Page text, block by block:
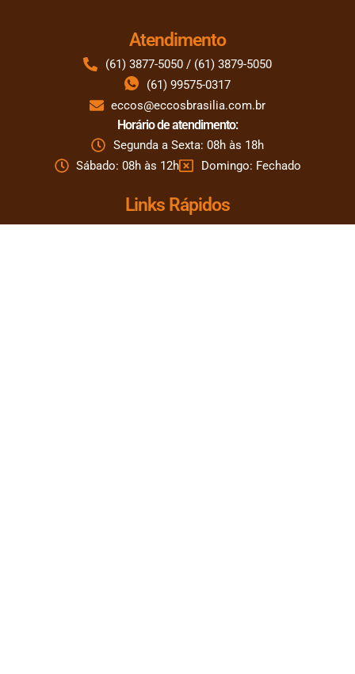
Atendimento
(61) 3877-5050 / (61) 3879-5050
(61) 99575-0317
eccos@eccosbrasilia.com.br
Horário de atendimento:
Segunda a Sexta: 08h às 18h
Sábado: 08h às 12h
Domingo: Fechado
Links Rápidos